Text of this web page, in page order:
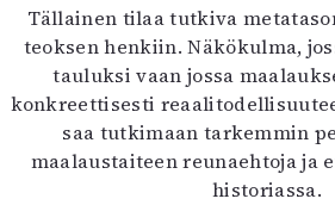
Tällainen tilaa tutkiva
teoksen henkiin. Näkökulma,
tauluksi vaan jossa
konkreettisesti
saa tutkimaan tarkemmin
maalaustaiteen reunaehtoja ja
historiassa.